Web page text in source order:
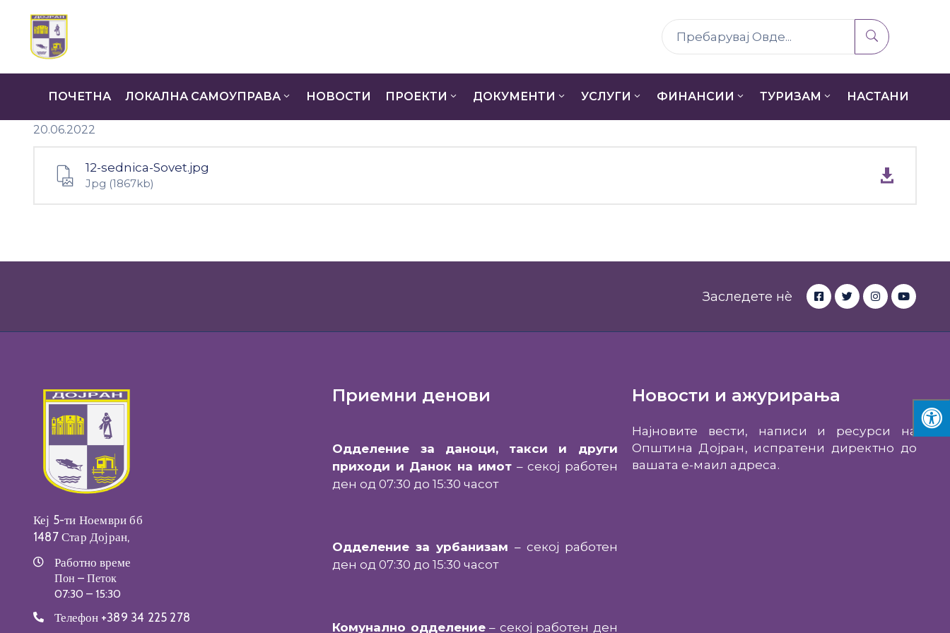
ПОЧЕТНА ЛОКАЛНА САМОУПРАВА НОВОСТИ ПРОЕКТИ ДОКУМЕНТИ УСЛУГИ ФИНАНСИИ ТУРИЗАМ НАСТАНИ
20.06.2022
12-sednica-Sovet.jpg
Jpg (1867kb)
Заследете нè
Кеј 5-ти Ноември бб
1487 Стар Дојран,
Работно време
Пон – Петок
07:30 – 15:30
Телефон +389 34 225 278
Приемни денови
Одделение за даноци, такси и други
приходи и Данок на имот – секој работен
ден од 07:30 до 15:30 часот
Одделение за урбанизам – секој работен
ден од 07:30 до 15:30 часот
Комунално одделение– секој работен ден
Новости и ажурирања
Најновите вести, написи и ресурси на
Општина Дојран, испратени директно до
вашата е-маил адреса.